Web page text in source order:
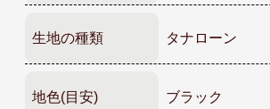
生地の種類 タナローン
地色(目安) ブラック